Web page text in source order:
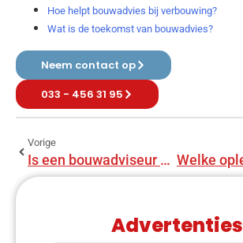
Hoe helpt bouwadvies bij verbouwing?
Wat is de toekomst van bouwadvies?
Neem contact op
033 - 456 31 95
Vorige
Is een bouwadviseur verzekerd?
Advertenties